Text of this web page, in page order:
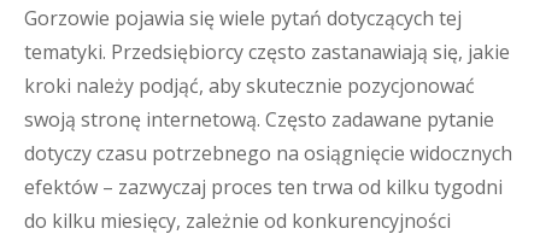
Gorzowie pojawia się wiele pytań dotyczących tej
tematyki. Przedsiębiorcy często zastanawiają się, jakie
kroki należy podjąć, aby skutecznie pozycjonować
swoją stronę internetową. Często zadawane pytanie
dotyczy czasu potrzebnego na osiągnięcie widocznych
efektów – zazwyczaj proces ten trwa od kilku tygodni
do kilku miesięcy, zależnie od konkurencyjności